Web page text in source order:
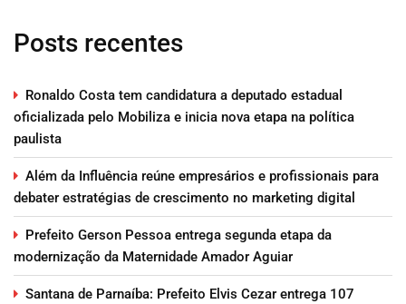
Posts recentes
Ronaldo Costa tem candidatura a deputado estadual
oficializada pelo Mobiliza e inicia nova etapa na política
paulista
Além da Influência reúne empresários e profissionais para
debater estratégias de crescimento no marketing digital
Prefeito Gerson Pessoa entrega segunda etapa da
modernização da Maternidade Amador Aguiar
Santana de Parnaíba: Prefeito Elvis Cezar entrega 107